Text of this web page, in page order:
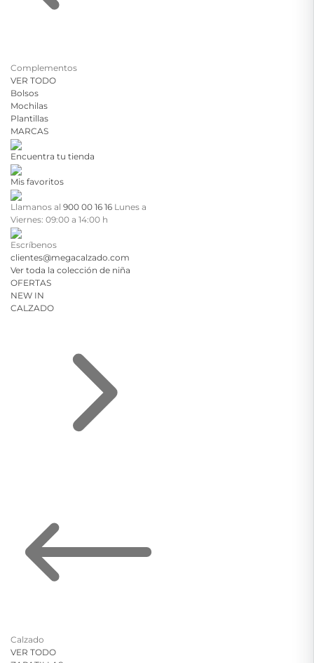
Complementos
VER TODO
Bolsos
Mochilas
Plantillas
MARCAS
Encuentra tu tienda
Mis favoritos
Llamanos al 900 00 16 16 Lunes a
Viernes: 09:00 a 14:00 h
Escríbenos
clientes@megacalzado.com
Ver toda la colección de niña
OFERTAS
NEW IN
CALZADO
Calzado
VER TODO